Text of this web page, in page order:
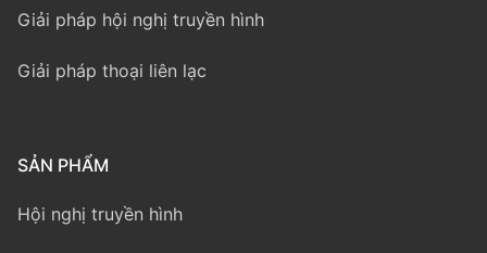
Giải pháp hội nghị truyền hình
Giải pháp thoại liên lạc
SẢN PHẨM
Hội nghị truyền hình